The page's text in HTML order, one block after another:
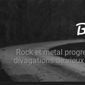
Rock et metal
divagations de